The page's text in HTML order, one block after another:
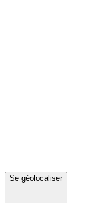
Se géolocaliser